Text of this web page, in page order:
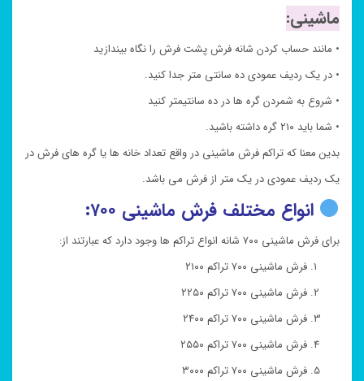
ماشینی:
• مانند حساب کردن شانه فرش پشت فرش را نگاه بیندازید
• در یک ردیف عمودی ده سانتی متر جدا کنید.
• شروع به شمردن گره ها در ده سانتیمتر کنید
• شما باید ۲۱۰ گره داشته باشید.
بدین معنا که تراکم فرش ماشینی در واقع تعداد خانه ها یا گره های فرش در
یک ردیف عمودی در یک متر از فرش می باشد.
انواع مختلف فرش ماشینی ۷۰۰:
برای فرش ماشینی ۷۰۰ شانه انواع تراکم ها وجود دارد که عبارتند از:
فرش ماشینی ۷۰۰ تراکم ۲۱۰۰
فرش ماشینی ۷۰۰ تراکم ۲۲۵۰
فرش ماشینی ۷۰۰ تراکم ۲۴۰۰
فرش ماشینی ۷۰۰ تراکم ۲۵۵۰
فرش ماشینی ۷۰۰ تراکم ۳۰۰۰